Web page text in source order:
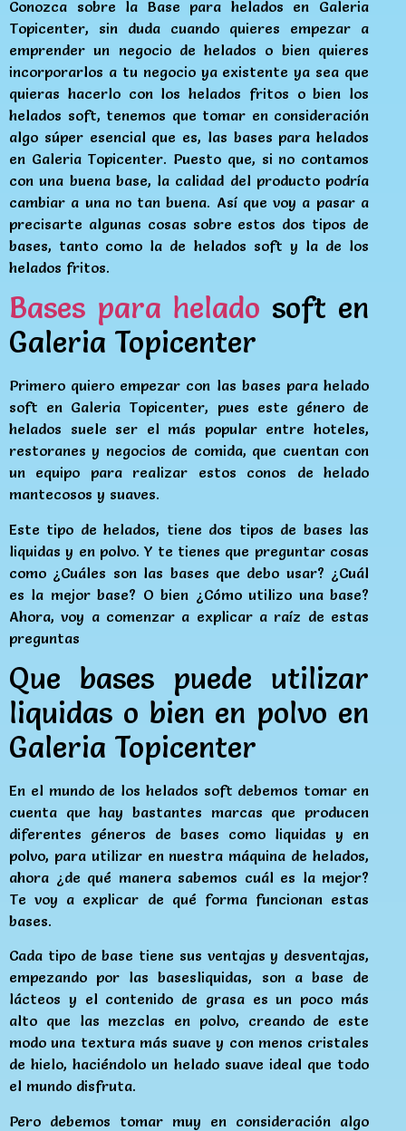
Conozca sobre la Base para helados en Galeria
Topicenter, sin duda cuando quieres empezar a
emprender un negocio de helados o bien quieres
incorporarlos a tu negocio ya existente ya sea que
quieras hacerlo con los helados fritos o bien los
helados soft, tenemos que tomar en consideración
algo súper esencial que es, las bases para helados
en Galeria Topicenter. Puesto que, si no contamos
con una buena base, la calidad del producto podría
cambiar a una no tan buena. Así que voy a pasar a
precisarte algunas cosas sobre estos dos tipos de
bases, tanto como la de helados soft y la de los
helados fritos.
Bases para helado soft en
Galeria Topicenter
Primero quiero empezar con las bases para helado
soft en Galeria Topicenter, pues este género de
helados suele ser el más popular entre hoteles,
restoranes y negocios de comida, que cuentan con
un equipo para realizar estos conos de helado
mantecosos y suaves.
Este tipo de helados, tiene dos tipos de bases las
liquidas y en polvo. Y te tienes que preguntar cosas
como ¿Cuáles son las bases que debo usar? ¿Cuál
es la mejor base? O bien ¿Cómo utilizo una base?
Ahora, voy a comenzar a explicar a raíz de estas
preguntas
Que bases puede utilizar
liquidas o bien en polvo en
Galeria Topicenter
En el mundo de los helados soft debemos tomar en
cuenta que hay bastantes marcas que producen
diferentes géneros de bases como liquidas y en
polvo, para utilizar en nuestra máquina de helados,
ahora ¿de qué manera sabemos cuál es la mejor?
Te voy a explicar de qué forma funcionan estas
bases.
Cada tipo de base tiene sus ventajas y desventajas,
empezando por las basesliquidas, son a base de
lácteos y el contenido de grasa es un poco más
alto que las mezclas en polvo, creando de este
modo una textura más suave y con menos cristales
de hielo, haciéndolo un helado suave ideal que todo
el mundo disfruta.
Pero debemos tomar muy en consideración algo